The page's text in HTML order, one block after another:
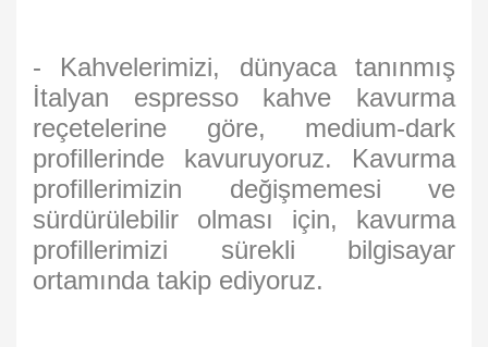
- Kahvelerimizi, dünyaca tanınmış
İtalyan espresso kahve kavurma
reçetelerine göre, medium-dark
profillerinde kavuruyoruz. Kavurma
profillerimizin değişmemesi ve
sürdürülebilir olması için, kavurma
profillerimizi sürekli bilgisayar
ortamında takip ediyoruz.